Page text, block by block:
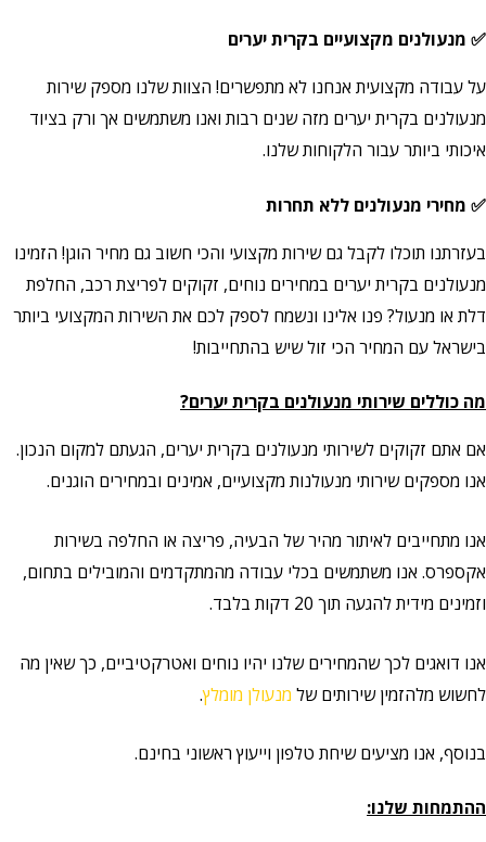
מקצועיים בקרית יערים
מקצועית אנחנו לא מתפשרים! הצוות שלנו מספק שירות
בקרית יערים מזה שנים רבות ואנו משתמשים אך ורק בציוד
ביותר עבור הלקוחות שלנו.
מנעולנים ללא תחרות
תוכלו לקבל גם שירות מקצועי והכי חשוב גם מחיר הוגן! הזמינו
בקרית יערים במחירים נוחים, זקוקים לפריצת רכב, החלפת
מנעול? פנו אלינו ונשמח לספק לכם את השירות המקצועי ביותר
עם המחיר הכי זול שיש בהתחייבות!
שירותי מנעולנים בקרית יערים?
זקוקים לשירותי מנעולנים בקרית יערים, הגעתם למקום הנכון.
שירותי מנעולנות מקצועיים, אמינים ובמחירים הוגנים.
לאיתור מהיר של הבעיה, פריצה או החלפה בשירות
אנו משתמשים בכלי עבודה מהמתקדמים והמובילים בתחום,
להגעה תוך 20 דקות בלבד.
לכך שהמחירים שלנו יהיו נוחים ואטרקטיביים, כך שאין מה
מלהזמין שירותים שלמנעולן מומלץ.
אנו מציעים שיחת טלפון וייעוץ ראשוני בחינם.
שלנו: